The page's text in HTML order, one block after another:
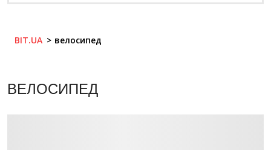
BIT.UA велосипед
ВЕЛОСИПЕД